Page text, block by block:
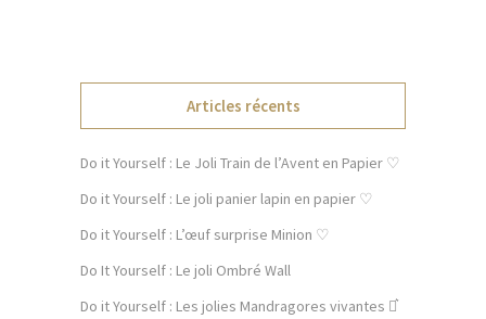
Articles récents
Do it Yourself : Le Joli Train de l’Avent en Papier ♡
Do it Yourself : Le joli panier lapin en papier ♡
Do it Yourself : L’œuf surprise Minion ♡
Do It Yourself : Le joli Ombré Wall
Do it Yourself : Les jolies Mandragores vivantes ⚯͛